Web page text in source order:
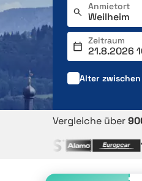
Anmietort
Zeitraum
Alter
Vergleiche über